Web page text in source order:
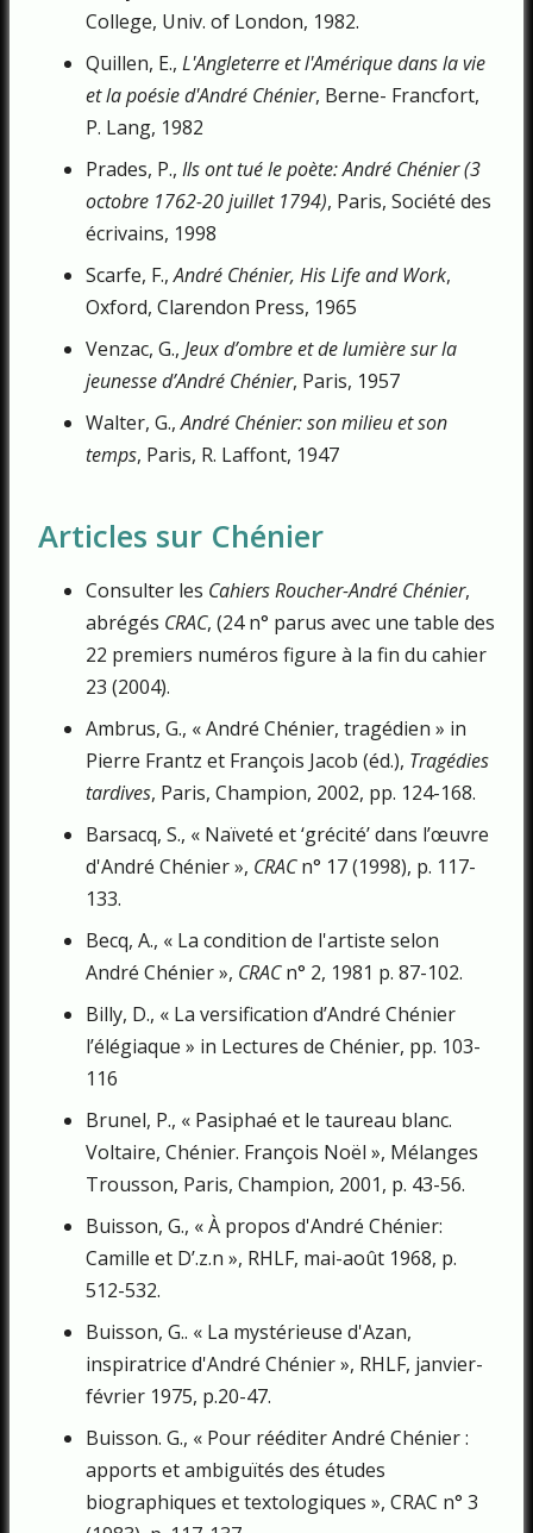
College, Univ. of London, 1982.
Quillen, E., L'Angleterre et l'Amérique dans la vie
et la poésie d'André Chénier, Berne- Francfort,
P. Lang, 1982
Prades, P., Ils ont tué le poète: André Chénier (3
octobre 1762-20 juillet 1794), Paris, Société des
écrivains, 1998
Scarfe, F.,André Chénier, His Life and Work,
Oxford, Clarendon Press, 1965
Venzac, G., Jeux d’ombre et de lumière sur la
jeunesse d’André Chénier, Paris, 1957
Walter, G.,André Chénier: son milieu et son
temps, Paris, R. Laffont, 1947
Articles sur Chénier
Consulter les Cahiers Roucher-André Chénier,
abrégés CRAC, (24 n° parus avec une table des
22 premiers numéros figure à la fin du cahier
23 (2004).
Ambrus, G., « André Chénier, tragédien » in
Pierre Frantz et François Jacob (éd.), Tragédies
tardives, Paris, Champion, 2002, pp. 124-168.
Barsacq, S., « Naïveté et ‘grécité’ dans l’œuvre
d'André Chénier », CRACn° 17 (1998), p. 117-
133.
Becq, A., « La condition de l'artiste selon
André Chénier », CRACn° 2, 1981 p. 87-102.
Billy, D., « La versification d’André Chénier
l’élégiaque » in Lectures de Chénier, pp. 103-
116
Brunel, P., « Pasiphaé et le taureau blanc.
Voltaire, Chénier. François Noël », Mélanges
Trousson, Paris, Champion, 2001, p. 43-56.
Buisson, G., « À propos d'André Chénier:
Camille et D’.z.n », RHLF, mai-­août 1968, p.
512-532.
Buisson, G.. « La mystérieuse d'Azan,
inspiratrice d'André Chénier », RHLF, janvier-
février 1975, p.20-47.
Buisson. G., « Pour rééditer André Chénier :
apports et ambiguïtés des études
biographiques et textologiques », CRAC n° 3